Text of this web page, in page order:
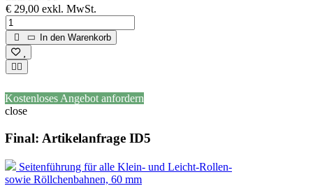
€ 29,00 exkl. MwSt.
In den Warenkorb
Kostenloses Angebot anfordern
close
Final: Artikelanfrage ID5
Seitenführung für alle Klein- und Leicht-Rollen-
sowie Röllchenbahnen, 60 mm